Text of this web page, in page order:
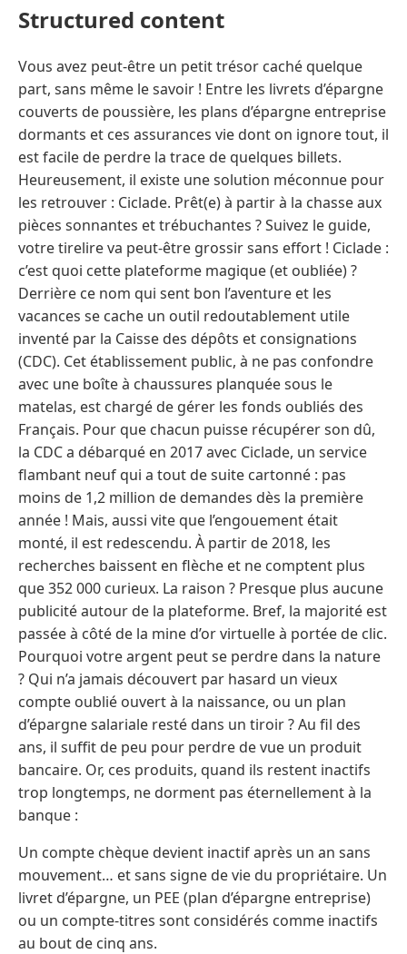
Structured content
Vous avez peut-être un petit trésor caché quelque
part, sans même le savoir ! Entre les livrets d’épargne
couverts de poussière, les plans d’épargne entreprise
dormants et ces assurances vie dont on ignore tout, il
est facile de perdre la trace de quelques billets.
Heureusement, il existe une solution méconnue pour
les retrouver : Ciclade. Prêt(e) à partir à la chasse aux
pièces sonnantes et trébuchantes ? Suivez le guide,
votre tirelire va peut-être grossir sans effort ! Ciclade :
c’est quoi cette plateforme magique (et oubliée) ?
Derrière ce nom qui sent bon l’aventure et les
vacances se cache un outil redoutablement utile
inventé par la Caisse des dépôts et consignations
(CDC). Cet établissement public, à ne pas confondre
avec une boîte à chaussures planquée sous le
matelas, est chargé de gérer les fonds oubliés des
Français. Pour que chacun puisse récupérer son dû,
la CDC a débarqué en 2017 avec Ciclade, un service
flambant neuf qui a tout de suite cartonné : pas
moins de 1,2 million de demandes dès la première
année ! Mais, aussi vite que l’engouement était
monté, il est redescendu. À partir de 2018, les
recherches baissent en flèche et ne comptent plus
que 352 000 curieux. La raison ? Presque plus aucune
publicité autour de la plateforme. Bref, la majorité est
passée à côté de la mine d’or virtuelle à portée de clic.
Pourquoi votre argent peut se perdre dans la nature
? Qui n’a jamais découvert par hasard un vieux
compte oublié ouvert à la naissance, ou un plan
d’épargne salariale resté dans un tiroir ? Au fil des
ans, il suffit de peu pour perdre de vue un produit
bancaire. Or, ces produits, quand ils restent inactifs
trop longtemps, ne dorment pas éternellement à la
banque :
Un compte chèque devient inactif après un an sans
mouvement… et sans signe de vie du propriétaire. Un
livret d’épargne, un PEE (plan d’épargne entreprise)
ou un compte-titres sont considérés comme inactifs
au bout de cinq ans.